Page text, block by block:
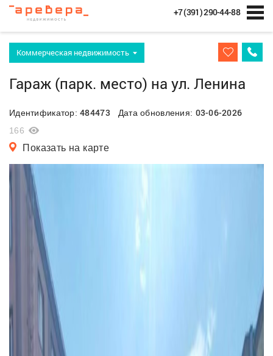
+7 (391) 290-44-88
Коммерческая недвижимость
Гараж (парк. место) на ул. Ленина
Идентификатор:484473 Дата обновления: 03-06-2026
166
Показать на карте